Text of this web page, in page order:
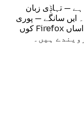
ہے — تہاݙی زبان
ایں سانگے — پوری
دنیا دے سر ٻدھ رضاکاراں دی مدد نال — اساں Firefox کوں